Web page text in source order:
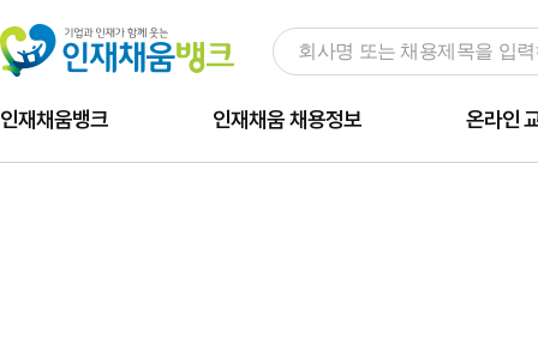
인재채움뱅크 인재채움 채용정보 온라인